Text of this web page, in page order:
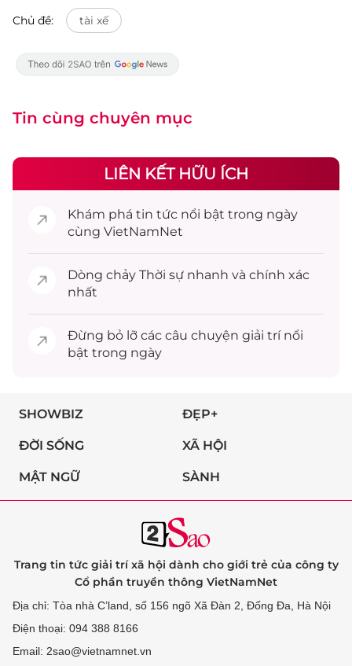
Chủ đề: tài xế
Tin cùng chuyên mục
LIÊN KẾT HỮU ÍCH
Khám phá tin tức nổi bật trong ngày
cùng VietNamNet
Dòng chảy Thời sự nhanh và chính xác
nhất
Đừng bỏ lỡ các câu chuyện giải trínổi
bật trong ngày
SHOWBIZ ĐẸP+
ĐỜI SỐNG XÃ HỘI
MẬT NGỮ SÀNH
Trang tin tức giải trí xã hội dành cho giới trẻ của công ty
Cổ phần truyền thông VietNamNet
Địa chỉ: Tòa nhà C’land, số 156 ngõ Xã Đàn 2, Đống Đa, Hà Nội
Điện thoại: 094 388 8166
Email: 2sao@vietnamnet.vn